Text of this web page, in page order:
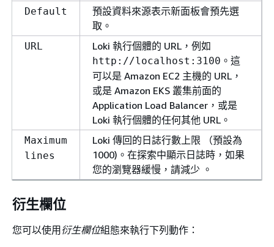
Default
預設資料來源表示新面板會預先選
取。
URL Loki 執行個體的 URL，例如
http://localhost:3100 。這
可以是 Amazon EC2 主機的 URL，
或是 Amazon EKS 叢集前面的
Application Load Balancer，或是
Loki 執行個體的任何其他 URL。
Maximum
lines
Loki 傳回的日誌行數上限 （預設為
1000)。在探索中顯示日誌時，如果
您的瀏覽器緩慢，請減少 。
衍生欄位
您可以使用衍生欄位組態來執行下列動作：